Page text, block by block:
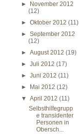
►
November 2012
(12)
►Oktober 2012(11)
►September 2012
(12)
►August 2012(19)
►Juli 2012(17)
►Juni 2012(11)
►
Mai 2012(12)
▼April 2012(11)
Selbsthilfegrupp
e transidenter
Personen in
Obersch...